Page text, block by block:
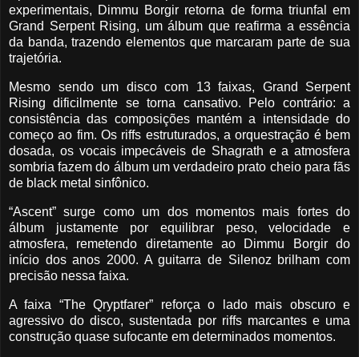
experimentais, Dimmu Borgir retorna de forma triunfal em
Grand Serpent Rising, um álbum que reafirma a essência
da banda, trazendo elementos que marcaram parte de sua
trajetória.
Mesmo sendo um disco com 13 faixas, Grand Serpent
Rising dificilmente se torna cansativo. Pelo contrário: a
consistência das composições mantém a intensidade do
começo ao fim. Os riffs estruturados, a orquestração é bem
dosada, os vocais impecáveis de Shagrath e a atmosfera
sombria fazem do álbum um verdadeiro prato cheio para fãs
de black metal sinfônico.
“Ascent” surge como um dos momentos mais fortes do
álbum justamente por equilibrar peso, velocidade e
atmosfera, remetendo diretamente ao Dimmu Borgir do
início dos anos 2000. A guitarra de Silenoz brilham com
precisão nessa faixa.
A faixa “The Qryptfarer” reforça o lado mais obscuro e
agressivo do disco, sustentada por riffs marcantes e uma
construção quase sufocante em determinados momentos.